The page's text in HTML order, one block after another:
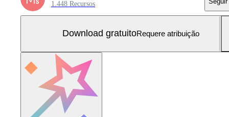
1.448 Recursos
Download gratuitoRequere atribuição